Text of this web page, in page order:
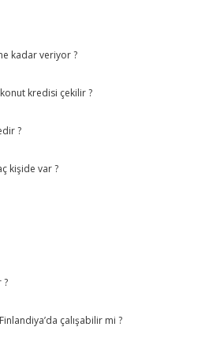
kadar veriyor ?
kredisi çekilir ?
?
kişide var ?
?
çalışabilir mi ?